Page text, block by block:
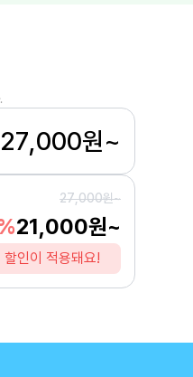
27,000원~
27,000원~
21,000원~
인이 적용돼요!